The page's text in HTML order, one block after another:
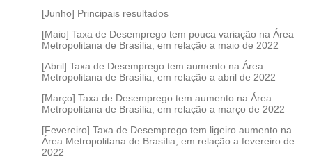
[Junho] Principais resultados
[Maio] Taxa de Desemprego tem pouca variação na Área
Metropolitana de Brasília, em relação a maio de 2022
[Abril] Taxa de Desemprego tem aumento na Área
Metropolitana de Brasília, em relação a abril de 2022
[Março] Taxa de Desemprego tem aumento na Área
Metropolitana de Brasília, em relação a março de 2022
[Fevereiro] Taxa de Desemprego tem ligeiro aumento na
Área Metropolitana de Brasília, em relação a fevereiro de
2022